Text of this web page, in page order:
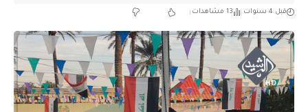
قبل 4 سنوات 13 مشاهدات